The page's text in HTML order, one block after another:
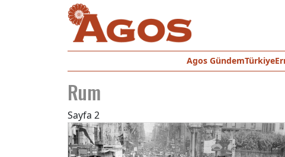
Agos GündemTürkiye
Rum
Sayfa 2